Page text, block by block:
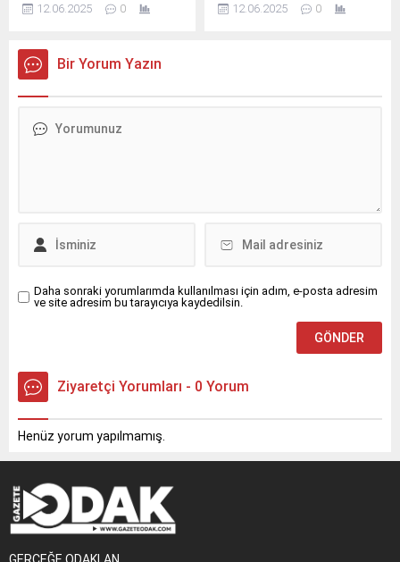
Müdürlüğü, altyapı
sürdürüyor.
12.06.2025 0
prestijli ayakkabı ve
12.06.2025 0
Bir Yorum Yazın
Daha sonraki yorumlarımda kullanılması için adım, e-posta adresim
ve site adresim bu tarayıcıya kaydedilsin.
Ziyaretçi Yorumları - 0 Yorum
Henüz yorum yapılmamış.